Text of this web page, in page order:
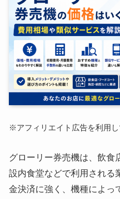
※アフィリエイト広告を利用
グローリー券売機は、飲食
設内食堂などで利用される
金決済に強く、機種によっ